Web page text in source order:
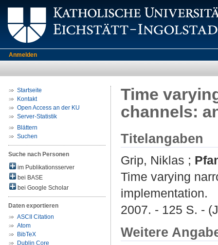
Anmelden
Startseite
Kontakt
Open Access an der KU
Server-Statistik
Blättern
Suchen
Suche nach Personen
im Publikationsserver
bei BASE
bei Google Scholar
Daten exportieren
ASCII Citation
Atom
BibTeX
Dublin Core
Time
channels:
Titelangaben
Grip, Niklas ;
Time varying
implementation.
2007. - 125 S. -
Weitere